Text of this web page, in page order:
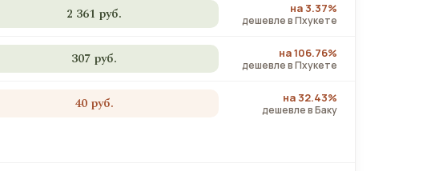
2 361 руб. на 3.37%
дешевле в Пхукете
307 руб. на 106.76%
дешевле в Пхукете
40 руб. на 32.43%
дешевле в Баку